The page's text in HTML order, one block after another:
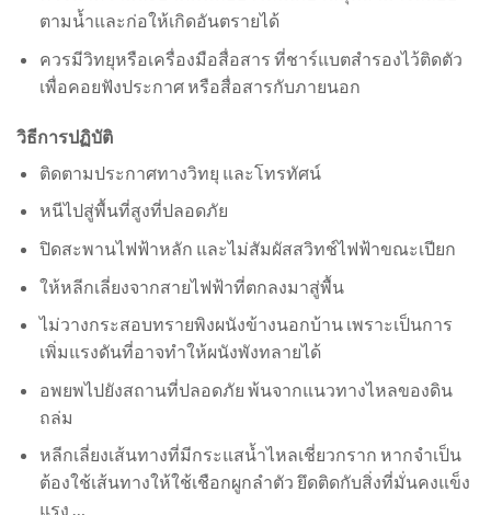
ตามน้ำและก่อให้เกิดอันตรายได้
ควรมีวิทยุหรือเครื่องมือสื่อสาร ที่ชาร์แบตสำรองไว้ติดตัว
เพื่อคอยฟังประกาศ หรือสื่อสารกับภายนอก
วิธีการปฏิบัติ
ติดตามประกาศทางวิทยุ และโทรทัศน์
หนีไปสู่พื้นที่สูงที่ปลอดภัย
ปิดสะพานไฟฟ้าหลัก และไม่สัมผัสสวิทช์ไฟฟ้าขณะเปียก
ให้หลีกเลี่ยงจากสายไฟฟ้าที่ตกลงมาสู่พื้น
ไม่วางกระสอบทรายพิงผนังข้างนอกบ้าน เพราะเป็นการ
เพิ่มแรงดันที่อาจทำให้ผนังพังทลายได้
อพยพไปยังสถานที่ปลอดภัย พ้นจากแนวทางไหลของดิน
ถล่ม
หลีกเลี่ยงเส้นทางที่มีกระแสน้ำไหลเชี่ยวกราก หากจำเป็น
ต้องใช้เส้นทางให้ใช้เชือกผูกลำตัว ยึดติดกับสิ่งที่มั่นคงแข็ง
แรง …